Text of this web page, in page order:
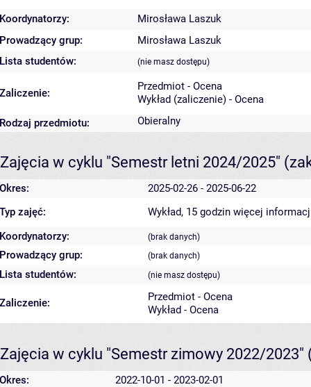
Koordynatorzy:
Mirosława Laszuk
Prowadzący grup:
Mirosława Laszuk
Lista studentów:
(nie masz dostępu)
Zaliczenie:
Przedmiot - Ocena
Wykład (zaliczenie) - Ocena
Rodzaj przedmiotu:
Obieralny
Zajęcia w cyklu "Semestr letni 2024/2025"
Okres:
2025-02-26 - 2025-06-22
Typ zajęć:
Wykład, 15 godzin więcej
Koordynatorzy:
(brak danych)
Prowadzący grup: (brak danych)
Lista studentów: (nie masz dostępu)
Zaliczenie:
Przedmiot - Ocena
Wykład - Ocena
Zajęcia w cyklu "Semestr zimowy 2022/2023"
Okres:
2022-10-01 - 2023-02-01